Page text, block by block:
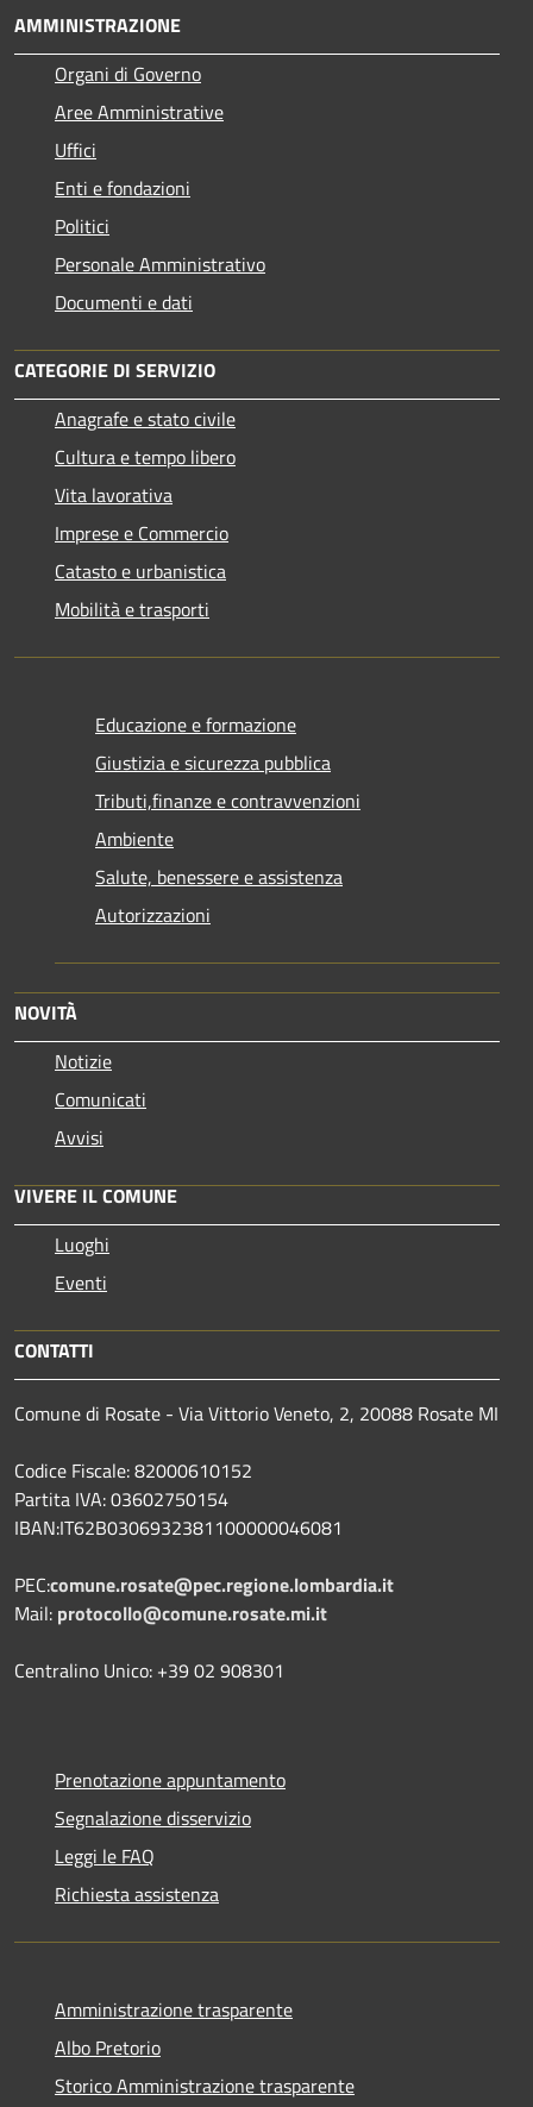
AMMINISTRAZIONE
Organi di Governo
Aree Amministrative
Uffici
Enti e fondazioni
Politici
Personale Amministrativo
Documenti e dati
CATEGORIE DI SERVIZIO
Anagrafe e stato civile
Cultura e tempo libero
Vita lavorativa
Imprese e Commercio
Catasto e urbanistica
Mobilità e trasporti
Educazione e formazione
Giustizia e sicurezza pubblica
Tributi,finanze e contravvenzioni
Ambiente
Salute, benessere e assistenza
Autorizzazioni
NOVITÀ
Notizie
Comunicati
Avvisi
VIVERE IL COMUNE
Luoghi
Eventi
CONTATTI
Comune di Rosate - Via Vittorio Veneto, 2, 20088 Rosate MI
Codice Fiscale: 82000610152
Partita IVA: 03602750154
IBAN:IT62B0306932381100000046081
PEC:comune.rosate@pec.regione.lombardia.it
Mail: protocollo@comune.rosate.mi.it
Centralino Unico: +39 02 908301
Prenotazione appuntamento
Segnalazione disservizio
Leggi le FAQ
Richiesta assistenza
Amministrazione trasparente
Albo Pretorio
Storico Amministrazione trasparente